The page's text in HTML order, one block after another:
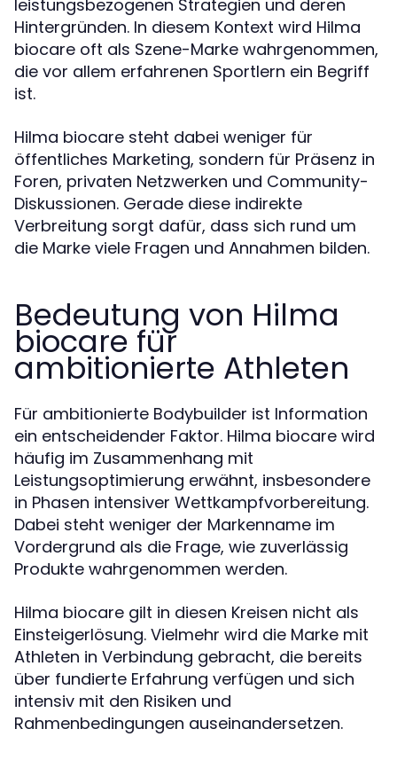
leistungsbezogenen Strategien und deren
Hintergründen. In diesem Kontext wird Hilma
biocare oft als Szene-Marke wahrgenommen,
die vor allem erfahrenen Sportlern ein Begriff
ist.
Hilma biocare steht dabei weniger für
öffentliches Marketing, sondern für Präsenz in
Foren, privaten Netzwerken und Community-
Diskussionen. Gerade diese indirekte
Verbreitung sorgt dafür, dass sich rund um
die Marke viele Fragen und Annahmen bilden.
Bedeutung von Hilma
biocare für
ambitionierte Athleten
Für ambitionierte Bodybuilder ist Information
ein entscheidender Faktor. Hilma biocare wird
häufig im Zusammenhang mit
Leistungsoptimierung erwähnt, insbesondere
in Phasen intensiver Wettkampfvorbereitung.
Dabei steht weniger der Markenname im
Vordergrund als die Frage, wie zuverlässig
Produkte wahrgenommen werden.
Hilma biocare gilt in diesen Kreisen nicht als
Einsteigerlösung. Vielmehr wird die Marke mit
Athleten in Verbindung gebracht, die bereits
über fundierte Erfahrung verfügen und sich
intensiv mit den Risiken und
Rahmenbedingungen auseinandersetzen.